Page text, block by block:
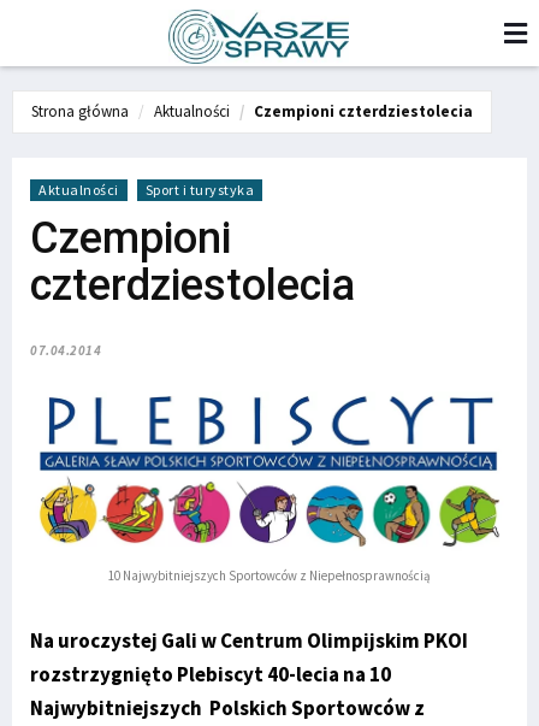
Strona główna Aktualności Czempioni czterdziestolecia
Aktualności Sport i turystyka
Czempioni
czterdziestolecia
07.04.2014
10 Najwybitniejszych Sportowców z Niepełnosprawnością
Na uroczystej Gali w Centrum Olimpijskim PKOI
rozstrzygnięto Plebiscyt 40-lecia na 10
Najwybitniejszych Polskich Sportowców z